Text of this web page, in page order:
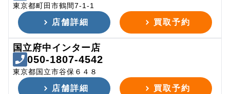
東京都町田市鶴間7-1-1
店舗詳細 買取予約
国立府中インター店
050-1807-4542
東京都国立市谷保６４８
店舗詳細 買取予約